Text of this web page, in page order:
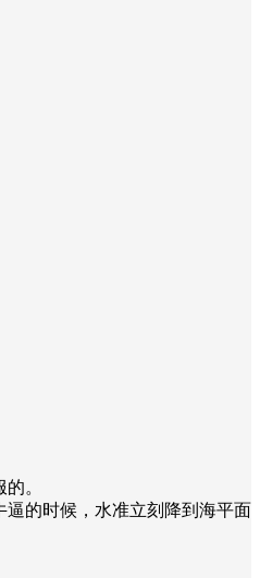
。
的时候，水准立刻降到海平面